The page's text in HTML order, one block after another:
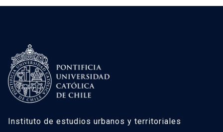
Instituto de estudios urbanos y territoriales